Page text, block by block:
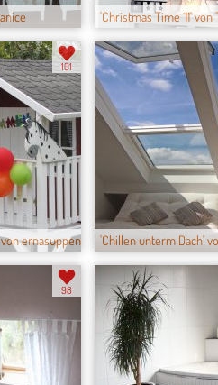
'Christmas Time ´11' von
ernasuppen...
101
'Chillen unterm Dach'
98